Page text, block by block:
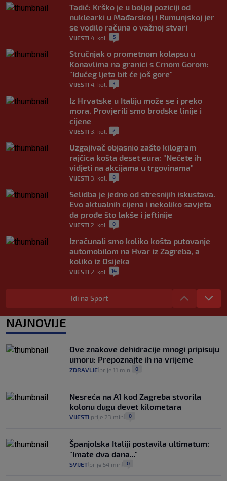
Tadić: Krško je u boljoj poziciji od
nuklearki u Mađarskoj i Rumunjskoj jer
se vodilo računa o važnoj stvari
VIJESTI 4. kol. 5
Stručnjak o prometnom kolapsu u
Konavlima na granici s Crnom Gorom:
"Idućeg ljeta bit će još gore"
VIJESTI 4. kol. 3
Iz Hrvatske u Italiju može se i preko
mora. Provjerili smo brodske linije i
cijene
VIJESTI 3. kol. 2
Uzgajivač objasnio zašto kilogram
rajčica košta deset eura: "Nećete ih
vidjeti na akcijama u trgovinama"
VIJESTI 3. kol. 8
Selidba je jedno od stresnijih iskustava.
Evo aktualnih cijena i nekoliko savjeta
da prođe što lakše i jeftinije
VIJESTI 2. kol. 0
Izračunali smo koliko košta putovanje
automobilom na Hvar iz Zagreba, a
koliko iz Osijeka
VIJESTI 2. kol. 14
"Kći je otišla na more, a zaboravila
zdravstvenu iskaznicu". Kakva su prava
pacijenata izvan mjesta prebivališta?
1
junaci naših priča budu oni koji pomažu,
a ne oni koji su pobijedili nekoga"
| 2
Idi na Sport
NAJNOVIJE
Ove znakove dehidracije mnogi pripisuju
umoru: Prepoznajte ih na vrijeme
ZDRAVLJE prije 11 min 0
Nesreća na A1 kod Zagreba stvorila
kolonu dugu devet kilometara
VIJESTI prije 23 min 0
Španjolska Italiji postavila ultimatum:
"Imate dva dana..."
SVIJET prije 54 min 0